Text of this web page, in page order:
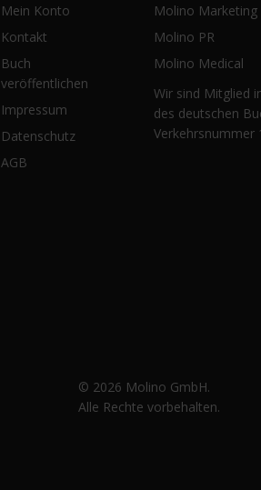
Wir sind Mitglied
des deutschen
Verkehrsnummer
Mein Konto
Kontakt
Buch
veröffentlichen
Impressum
Datenschutz
AGB
Molino Marketing
Molino PR
Molino Medical
© 2026 Molino GmbH.
Alle Rechte vorbehalten.